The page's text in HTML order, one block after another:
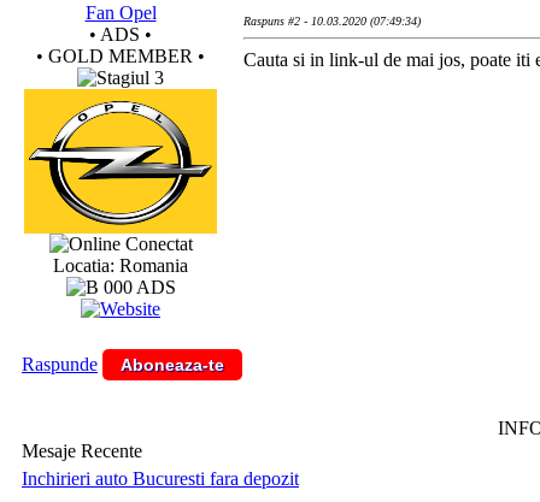
Fan Opel
• ADS •
• GOLD MEMBER •
Conectat
Locatia: Romania
Raspuns #2 - 10.03.2020 (07:49:34)
Cauta si in link-ul de mai jos, poate iti
Raspunde Aboneaza-te
Mesaje Recente
Inchirieri auto Bucuresti fara depozit